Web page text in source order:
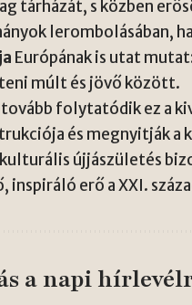
tárházát, s közben
lerombolásában,
Európának is utat
múlt és jövő között.
folytatódik ez a
és megnyitják
újjászületés
inspiráló erő a XXI.
a napi